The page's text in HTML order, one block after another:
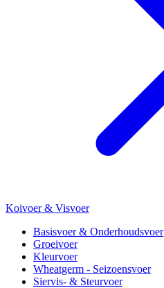
Koivoer & Visvoer
Basisvoer & Onderhoudsvoer
Groeivoer
Kleurvoer
Wheatgerm - Seizoensvoer
Siervis- & Steurvoer